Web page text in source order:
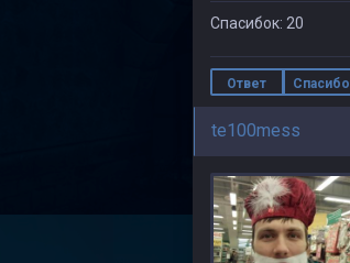
Спасибок: 20
Ответ Спасибо
te100mess